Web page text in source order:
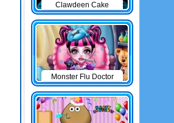
Clawdeen Cake
Monster Flu Doctor